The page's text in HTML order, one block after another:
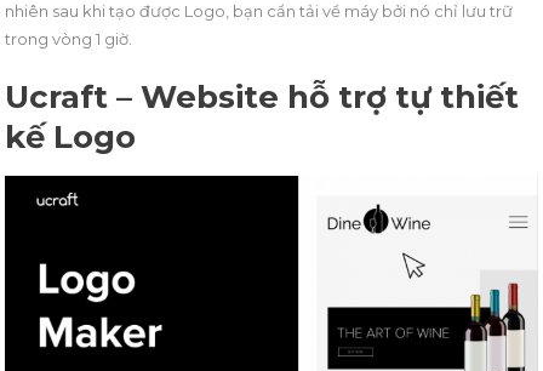
nhiên sau khi tạo được Logo, bạn cần tải về máy bởi nó chỉ lưu trữ
trong vòng 1 giờ.
Ucraft – Website hỗ trợ tự thiết
kế Logo